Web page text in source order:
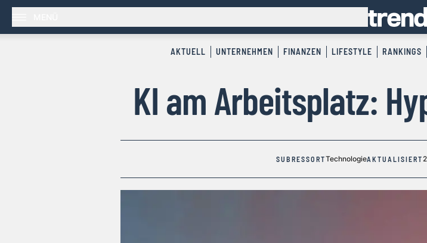
AKTUELL UNTERNEHMEN FINANZEN LIFESTYLE RANKINGS
KI am Arbeitsplatz:
SUBRESSORTTechnologieAKTUALISIERT